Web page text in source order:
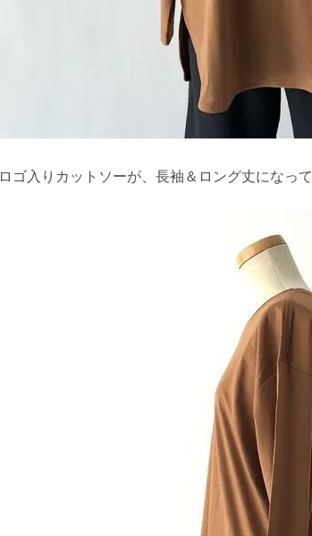
ロゴ入りカットソーが、長袖＆ロング丈になっ